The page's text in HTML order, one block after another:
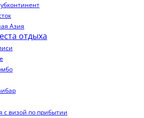
Азия
отдыха
с визой по прибытии